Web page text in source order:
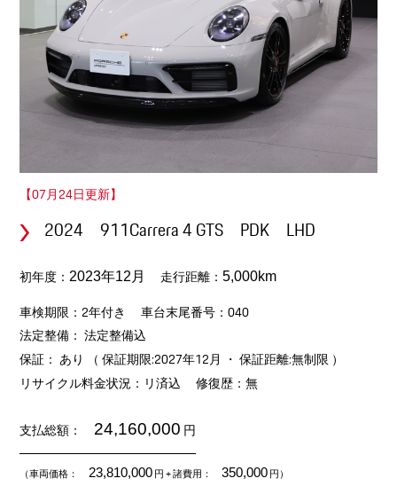
【07月24日更新】
2024 911Carrera 4 GTS PDK LHD
初年度：2023年12月 走行距離：5,000km
車検期限：2年付き
車台末尾番号：040
法定整備： 法定整備込
保証： あり （ 保証期限:2027年12月 ・ 保証距離:無制限 ）
リサイクル料金状況：リ済込
修復歴：無
支払総額： 24,160,000 円
（車両価格： 23,810,000円+ 諸費用： 350,000円）